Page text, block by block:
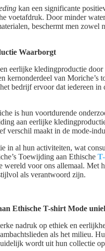
kan een significante
voetafdruk. Door minder
beschermt men zowel
Waarborgt
eerlijke kledingproductie
kernonderdeel van
bedrijf ervoor dat iedereen
is hun voortdurende
aan eerlijke
verschil maakt in de mode-
in al hun activiteiten, wat
Toewijding aan Ethische
wereld voor ons allemaal.
als verantwoord zijn.
Ethische T-shirt Mode
nadruk op ethiek en
als het milieu.
wordt uit hun collectie